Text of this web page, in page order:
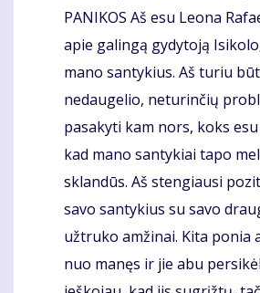
PANIKOS Aš esu Leona
apie galingą gydytoją
mano santykius. Aš turiu
nedaugelio, neturinčių
pasakyti kam nors, koks
kad mano santykiai tapo
sklandūs. Aš stengiausi
savo santykius su savo
užtruko amžinai. Kita ponia
nuo manęs ir jie abu